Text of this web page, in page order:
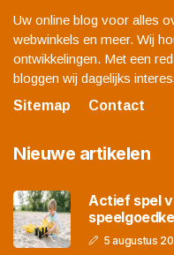
Uw online blog voor alles
webwinkels en meer. Wij
ontwikkelingen. Met een
bloggen wij dagelijks
Sitemap
Contact
Nieuwe artikelen
Actief spel
5 augustus